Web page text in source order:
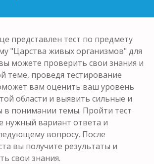
представлен тест по предмету
"Царства живых организмов" для
вы можете проверить свои знания и
теме, проведя тестирование
вам оценить ваш уровень
области и выявить сильные и
в понимании темы. Пройти тест
нужный вариант ответа и
вопросу. После
вы получите результаты и
свои знания.